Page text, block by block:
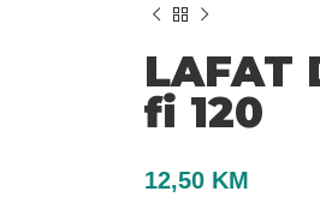
LAFAT
fi 120
12,50 KM